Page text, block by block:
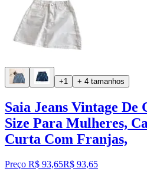
+1 + 4 tamanhos
Saia Jeans Vintage
Size Para Mulheres,
Curta Com Franjas,
Preço R$ 93,65R$ 93,65